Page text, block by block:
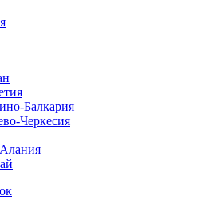
Балкария
Черкесия